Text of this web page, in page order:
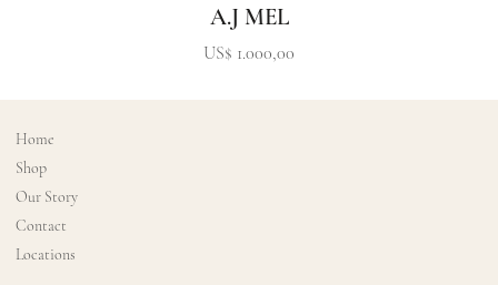
A.J MEL
Precio
US$ 1.000,00
Home
Shop
Our Story
Contact
Locations